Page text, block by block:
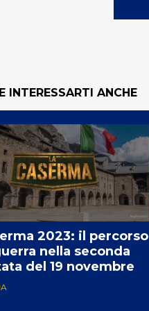
INTERESSARTI ANCHE
2023: il percorso
nella seconda
del 19 novembre